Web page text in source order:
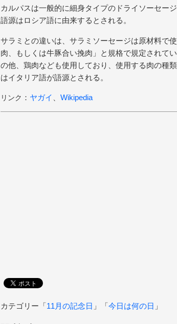
カルパスは一般的に細身タイプのドライソーセー
語源はロシア語に由来するとされる。
サラミとの違いは、サラミソーセージは原材料で
肉、もしくは牛豚合い挽肉」と規格で規定されて
の他、鶏肉なども使用しており、使用する肉の種
はイタリア語が語源とされる。
リンク ： ヤガイ Wikipedia
カテゴリー「11月の記念日 」「今日は何の日 」